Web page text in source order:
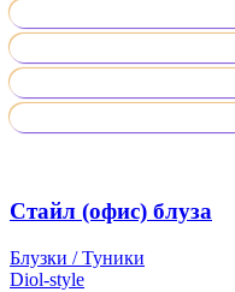
Стайл (офис) блуза
Блузки / Туники
Diol-style